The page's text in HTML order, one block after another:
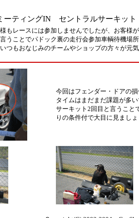
ーティングIN セントラルサーキット
もレースには参加しませんでしたが、お客様
うことでパドック裏の走行会参加車輌待機場
つもおなじみのチームやショップの方々が元
今回はフェンダー・ドアの
タイムはまだまだ課題が多
サーキット2回目と言うこと
りの条件付で大目に見まし